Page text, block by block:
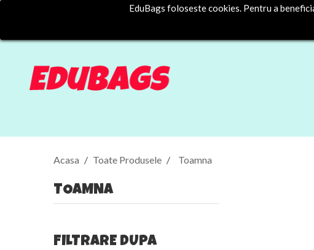
EduBags foloseste cookies. Pentru a
Acasa Toate Produsele Toamna
TOAMNA
FILTRARE DUPA